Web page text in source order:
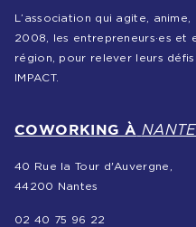
L’association qui agite,
2008, les entrepreneurs·es et
région, pour relever leurs défis
IMPACT.
COWORKING À
40 Rue la Tour d'Auvergne,
44200 Nantes
02 40 75 96 22